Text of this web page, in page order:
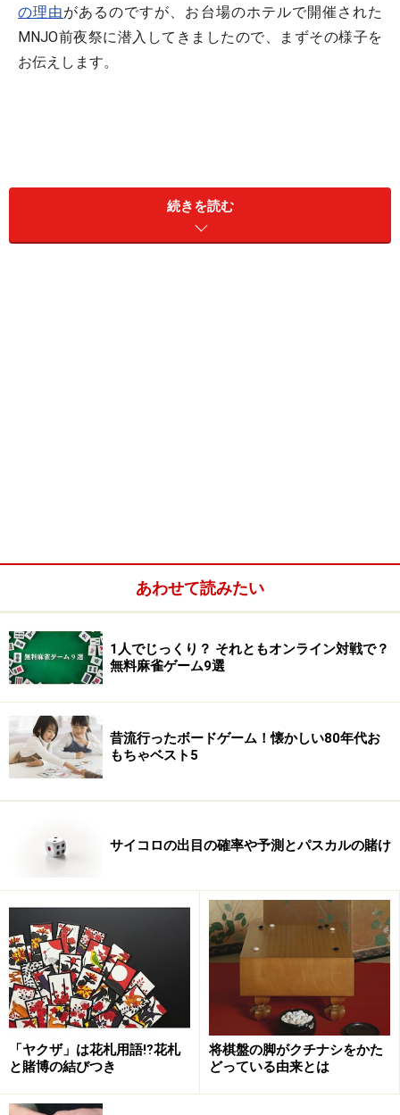
の理由があるのですが、お台場のホテルで開催された
MNJO前夜祭に潜入してきましたので、まずその様子を
お伝えします。
美人姉妹、姉・中倉彰子女流初段と妹・宏美女流初段
松尾香織女流初段とモナコでご一緒した 北尾まどか女流初段
続きを読む
あわせて読みたい
1人でじっくり？ それともオンライン対戦で？
無料麻雀ゲーム9選
昔流行ったボードゲーム！懐かしい80年代お
もちゃベスト5
サイコロの出目の確率や予測とパスカルの賭け
「ヤクザ」は花札用語⁉花札
と賭博の結びつき
将棋盤の脚がクチナシをかた
どっている由来とは